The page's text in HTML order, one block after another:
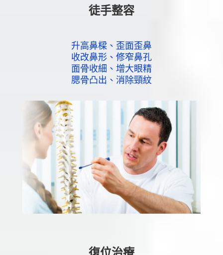
徒手整容
升高鼻樑、歪面歪鼻
收改鼻形、修窄鼻孔
面骨收細、增大眼精
腮骨凸出、消除頸紋